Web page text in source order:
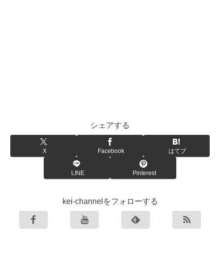
シェアする
X Facebook はてブ
LINE Pinterest
kei-channelをフォローする